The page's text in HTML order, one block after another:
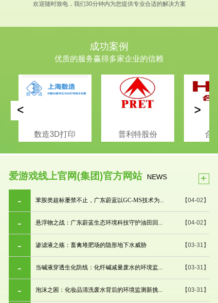
欢迎随时致电，我们30分钟内为您提供专业合适的解决方案
成功案例
优质的服务赢得多家企业的信赖
数造3D打印 普利特股份 合
< >
爱游戏线上官网(集团)官方网站 NEWS +
【04-02】
苯胺类超标屡禁不止，广东蔚蓝以GC-MS技术为...
【04-02】
悬浮物之战：广东蔚蓝生态环境科技守护油田回...
【03-31】
渗滤液之殇：畜禽堆肥场的隐形地下水威胁
【03-31】
当碱液穿透生化防线：化纤碱减量废水的环境监...
【03-31】
泡沫之困：化妆品清洗废水背后的环境监测新挑...